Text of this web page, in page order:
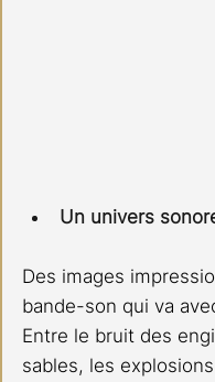
Un univers
Des images
bande-son qui va
Entre le bruit des
sables, les